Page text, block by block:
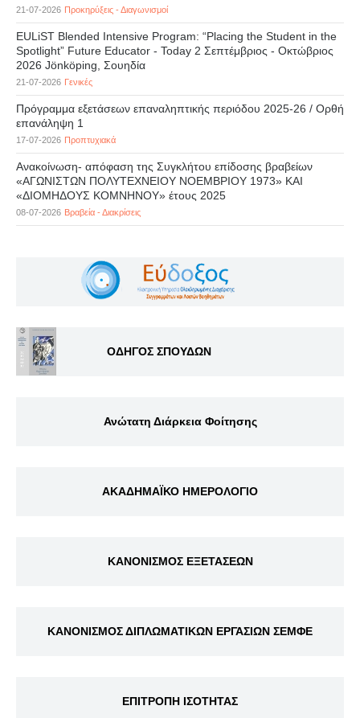
21-07-2026 Προκηρύξεις - Διαγωνισμοί
EULiST Blended Intensive Program: “Placing the Student in the
Spotlight” Future Educator - Today 2 Σεπτέμβριος - Οκτώβριος
2026 Jönköping, Σουηδία
21-07-2026 Γενικές
Πρόγραμμα εξετάσεων επαναληπτικής περιόδου 2025-26 / Ορθή
επανάληψη 1
17-07-2026 Προπτυχιακά
Ανακοίνωση- απόφαση της Συγκλήτου επίδοσης βραβείων
«ΑΓΩΝΙΣΤΩΝ ΠΟΛΥΤΕΧΝΕΙΟΥ ΝΟΕΜΒΡΙΟΥ 1973» ΚΑΙ
«ΔΙΟΜΗΔΟΥΣ ΚΟΜΝΗΝΟΥ» έτους 2025
08-07-2026 Βραβεία - Διακρίσεις
ΟΔΗΓΟΣ ΣΠΟΥΔΩΝ
Ανώτατη Διάρκεια Φοίτησης
ΑΚΑΔΗΜΑΪΚΟ ΗΜΕΡΟΛΟΓΙΟ
ΚΑΝΟΝΙΣΜΟΣ ΕΞΕΤΑΣΕΩΝ
ΚΑΝΟΝΙΣΜΟΣ ΔΙΠΛΩΜΑΤΙΚΩΝ ΕΡΓΑΣΙΩΝ ΣΕΜΦΕ
ΕΠΙΤΡΟΠΗ ΙΣΟΤΗΤΑΣ